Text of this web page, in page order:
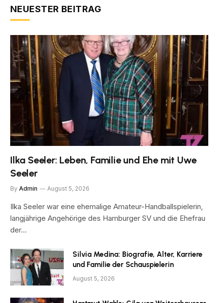
NEUESTER BEITRAG
Ilka Seeler: Leben, Familie und Ehe mit Uwe
Seeler
By Admin August 5, 2026
Ilka Seeler war eine ehemalige Amateur-Handballspielerin,
langjährige Angehörige des Hamburger SV und die Ehefrau
der…
Silvia Medina: Biografie, Alter, Karriere
und Familie der Schauspielerin
August 5, 2026